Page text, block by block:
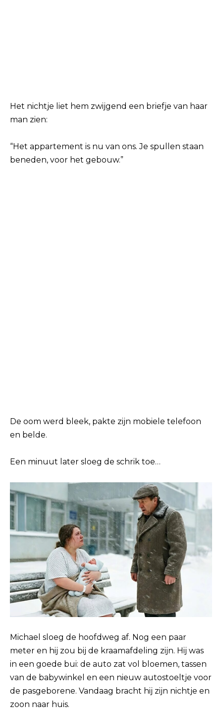
Het nichtje liet hem zwijgend een briefje van haar
man zien:
“Het appartement is nu van ons. Je spullen staan ​​
beneden, voor het gebouw.”
De oom werd bleek, pakte zijn mobiele telefoon
en belde.
Een minuut later sloeg de schrik toe…
Michael sloeg de hoofdweg af. Nog een paar
meter en hij zou bij de kraamafdeling zijn. Hij was
in een goede bui: de auto zat vol bloemen, tassen
van de babywinkel en een nieuw autostoeltje voor
de pasgeborene. Vandaag bracht hij zijn nichtje en
zoon naar huis.